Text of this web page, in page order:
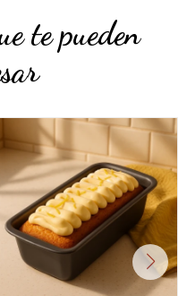
te pueden